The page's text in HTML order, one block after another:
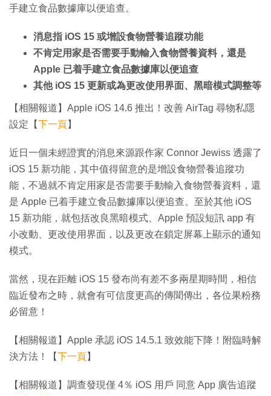
手建立食品數據庫以便追查。
消息指 iOS 15 或增設食物營養追蹤功能
不肯定用家是否需要手動輸入食物營養資料，還是
Apple 已着手建立食品數據庫以便追查
其他 iOS 15 更新或為更改使用界面、黑暗模式調整等
【相關報道】Apple iOS 14.6 推出！改善 AirTag 尋物私隱
設定【下一頁】
近日一個未經證實的消息來源跟作家 Connor Jewiss 透露了
iOS 15 新功能，其中值得留意的是增設食物營養追蹤功
能，不過就不肯定用家是否需要手動輸入食物營養資料，還
是 Apple 已着手建立食品數據庫以便追查。至於其他 iOS
15 新功能，就包括改良黑暗模式、Apple 預設短訊 app 有
小改動、更改使用界面，以及更改在鎖定屏幕上顯示的通知
模式。
當然，現在距離 iOS 15 發布尚有差不多兩星期時間，相信
臨近發布之時，就會有可信度更高的傳聞傳出，各位果粉務
必留意！
【相關報道】Apple 承認 iOS 14.5.1 致效能下降！附臨時解
決方法！【下一頁】
【相關報道】調查發現僅 4％ iOS 用戶 同意 App 廣告追蹤